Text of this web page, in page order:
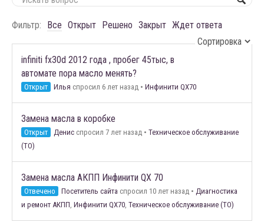
Фильтр: Все Открыт Решено Закрыт Ждет ответа
infiniti fx30d 2012 года , пробег 45тыс, в
автомате пора масло менять?
Открыт Илья спросил 6 лет назад • Инфинити QX70
Замена масла в коробке
Открыт Денис спросил 7 лет назад • Техническое обслуживание
(ТО)
Замена масла АКПП Инфинити QX 70
Отвечено Посетитель сайта спросил 10 лет назад • Диагностика
и ремонт АКПП, Инфинити QX70, Техническое обслуживание (ТО)